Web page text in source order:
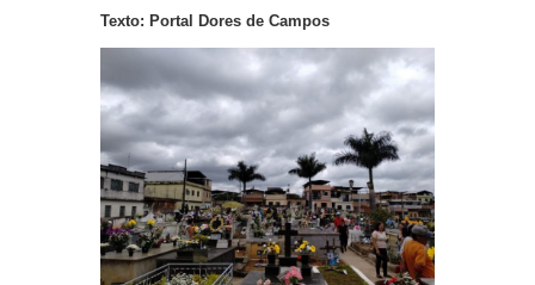
Texto: Portal Dores de Campos